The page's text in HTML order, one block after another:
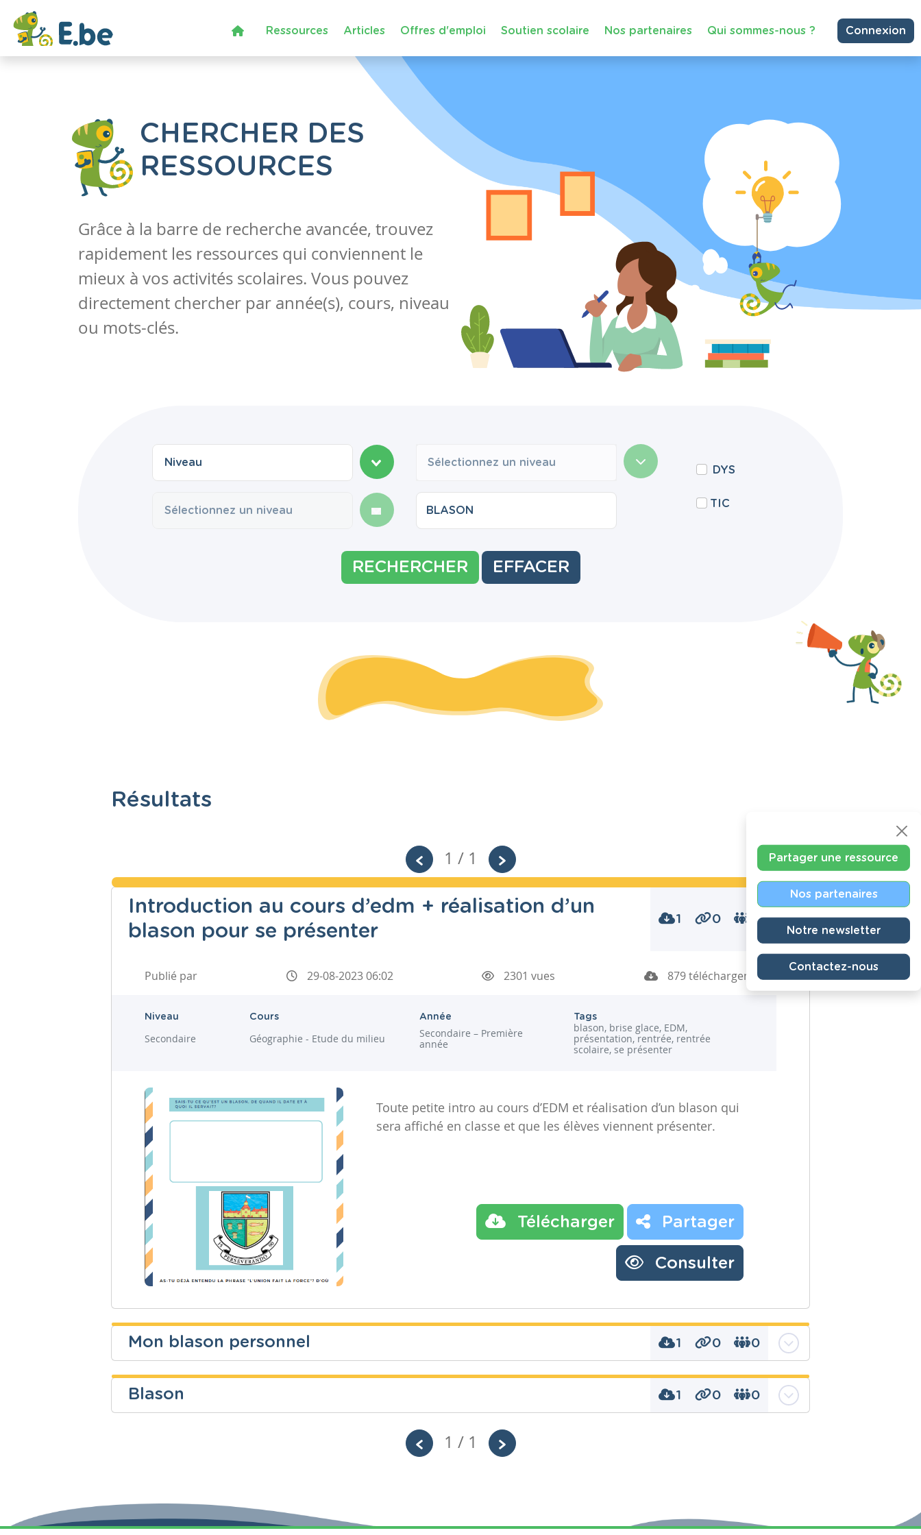
Ressources Articles Offres d'emploi Soutien scolaire Nos partenaires Qui sommes-nous ? Connexion
CHERCHER DES
RESSOURCES
Grâce à la barre de recherche avancée, trouvez
rapidement les ressources qui conviennent le
mieux à vos activités scolaires. Vous pouvez
directement chercher par année(s), cours, niveau
ou mots-clés.
Sélectionnez un niveau
DYS
TIC
RECHERCHER EFFACER
Résultats
1 / 1
Introduction au cours d’edm + réalisation d’un
blason pour se présenter
1 0 0
Publié par 29-08-2023 06:02 2301 vues 879 téléchargements
Niveau
Secondaire
Cours
Géographie - Etude du milieu
Année
Secondaire – Première
année
Tags
blason, brise glace, EDM,
présentation, rentrée, rentrée
scolaire, se présenter
Toute petite intro au cours d’EDM et réalisation d’un blason qui
sera affiché en classe et que les élèves viennent présenter.
Télécharger Partager
Consulter
Mon blason personnel 1 0 0
année
Blason 1 0 0
Blason pour se presenter rapidement
1 / 1
Partager une ressource
Nos partenaires
Notre newsletter
Contactez-nous